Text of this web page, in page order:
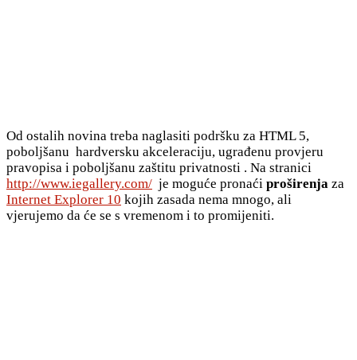
Od ostalih novina treba naglasiti podršku za HTML 5,
poboljšanu hardversku akceleraciju, ugrađenu provjeru
pravopisa i poboljšanu zaštitu privatnosti . Na stranici
http://www.iegallery.com/ je moguće pronaći proširenja za
Internet Explorer 10 kojih zasada nema mnogo, ali
vjerujemo da će se s vremenom i to promijeniti.